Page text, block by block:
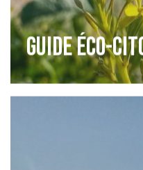
Guide éco-